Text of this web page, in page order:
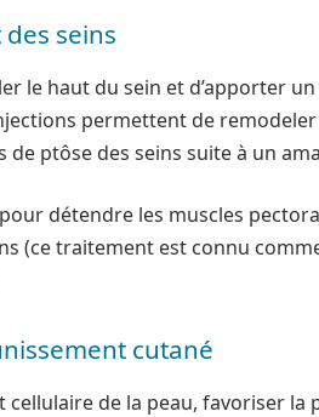
seins
le haut du sein et d’apporter
permettent de
de ptôse des seins suite à un
détendre les muscles
(ce traitement est connu
cutané
de la peau, favoriser la